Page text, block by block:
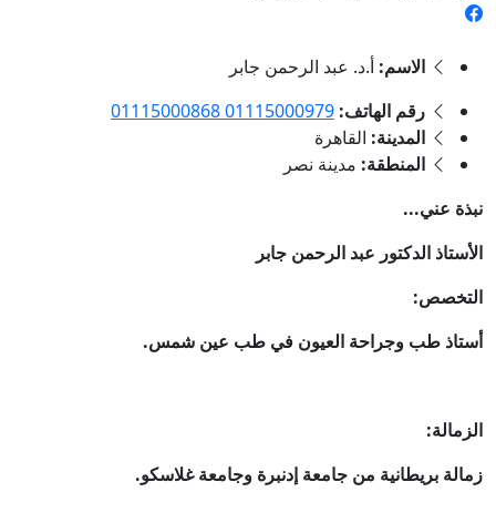
الاسم: أ.د. عبد الرحمن جابر
رقم الهاتف: 01115000979 01115000868
المدينة: القاهرة
المنطقة: مدينة نصر
نبذة عني...
الأستاذ الدكتور عبد الرحمن جابر
التخصص:
أستاذ طب وجراحة العيون في طب عين شمس.
الزمالة:
زمالة بريطانية من جامعة إدنبرة وجامعة غلاسكو.